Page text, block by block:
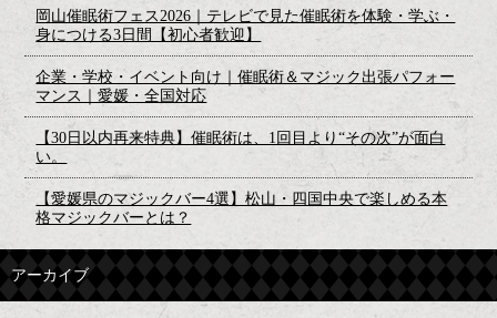
岡山催眠術フェス2026｜テレビで見た催眠術を体験・学ぶ・
身につける3日間【初心者歓迎】
企業・学校・イベント向け｜催眠術＆マジック出張パフォー
マンス｜愛媛・全国対応
【30日以内再来特典】催眠術は、1回目より“その次”が面白
い。
【愛媛県のマジックバー4選】松山・四国中央で楽しめる本
格マジックバーとは？
アーカイブ